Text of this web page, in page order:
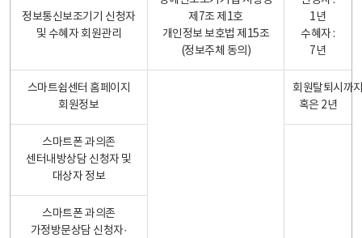
정보통신보조기기 신청자
및 수혜자 회원관리
제7조 제1호
개인정보 보호법 제15조
(정보주체 동의)
1년
수혜자 :
7년
스마트쉼센터 홈페이지
회원정보
회원탈퇴시까
혹은 2년
스마트폰 과의존
센터내방상담 신청자 및
대상자 정보
스마트폰 과의존
가정방문상담 신청자·